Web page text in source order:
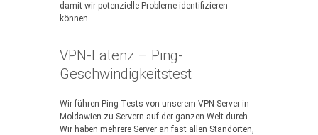
damit wir potenzielle Probleme identifizieren
können.
VPN-Latenz – Ping-
Geschwindigkeitstest
Wir führen Ping-Tests von unserem VPN-Server in
Moldawien zu Servern auf der ganzen Welt durch.
Wir haben mehrere Server an fast allen Standorten,